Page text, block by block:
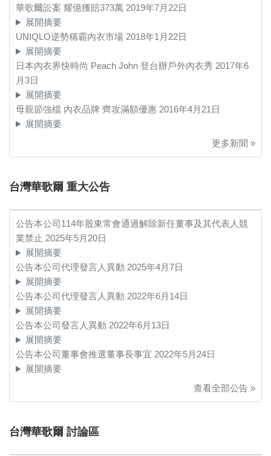
華歌爾訟案 耀億獲賠373萬 2019年7月22日
展開摘要
UNIQLO逆勢稱霸內衣市場 2018年1月22日
展開摘要
日本內衣界快時尚 Peach John 登台辦戶外內衣秀 2017年6
月3日
展開摘要
母親節強檔 內衣品牌 齊攻滿額優惠 2016年4月21日
展開摘要
更多新聞 »
台灣華歌爾 重大公告
公告本公司114年股東常會通過解除新任董事及其代表人競
業禁止 2025年5月20日
展開摘要
公告本公司代理發言人異動 2025年4月7日
展開摘要
公告本公司代理發言人異動 2022年6月14日
展開摘要
公告本公司發言人異動 2022年6月13日
展開摘要
公告本公司董事會推選董事長事宜 2022年5月24日
展開摘要
查看全部公告 »
台灣華歌爾 討論區